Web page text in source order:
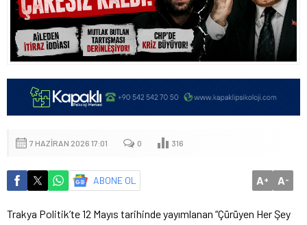
7 HAZIRAN 2026 17:01 0 316
ABONE OL A+ A-
Trakya Politik’te 12 Mayıs tarihinde yayımlanan “Çürüyen Her Şey